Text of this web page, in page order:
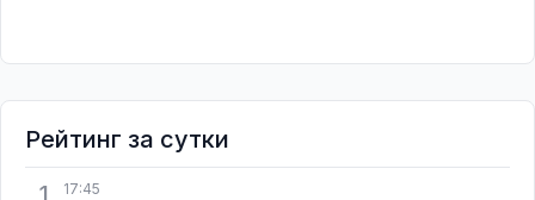
Рейтинг за сутки
17:45